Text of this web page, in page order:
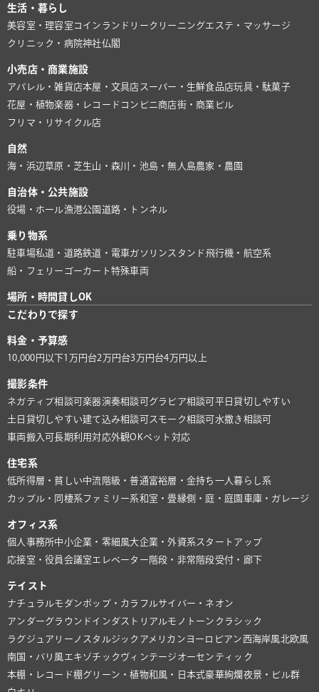
生活・暮らし
美容室・理容室 コインランドリー クリーニングエステ・マッサージ
クリニック・病院神社仏閣
小売店・商業施設
アパレル・雑貨店本屋・文具店 スーパー・生鮮食品店玩具・駄菓子
花屋・植物楽器・レコード コンビニ商店街・商業ビル
フリマ・リサイクル店
自然
海・浜辺草原・芝生山・森川・池島・無人島農家・農園
自治体・公共施設
役場・ホール漁港公園 道路・トンネル
乗り物系
駐車場私道・道路鉄道・電車ガソリンスタンド 飛行機・航空系
船・フェリー ゴーカート特殊車両
場所・時間貸しOK
こだわりで探す
料金・予算感
10,000円以下1万円台2万円台3万円台4万円以上
撮影条件
ネガティブ相談可楽器演奏相談可グラビア相談可平日貸切しやすい
土日貸切しやすい建て込み相談可スモーク相談可水撒き相談可
車両搬入可長期利用対応外観OKペット対応
住宅系
低所得層・貧しい中流階級・普通富裕層・金持ち 一人暮らし系
カップル・同棲系ファミリー系和室・畳縁側・庭・庭園 車庫・ガレージ
オフィス系
個人事務所中小企業・零細風大企業・外資系スタートアップ
応接室・役員会議室 エレベーター階段・非常階段受付・廊下
テイスト
ナチュラルモダンポップ・カラフルサイバー・ネオン
アンダーグラウンド インダストリアルモノトーン クラシック
ラグジュアリー ノスタルジック アメリカン ヨーロピアン西海岸風北欧風
南国・バリ風 エキゾチック ヴィンテージ オーセンティック
本棚・レコード棚グリーン・植物和風・日本式豪華絢爛夜景・ビル群